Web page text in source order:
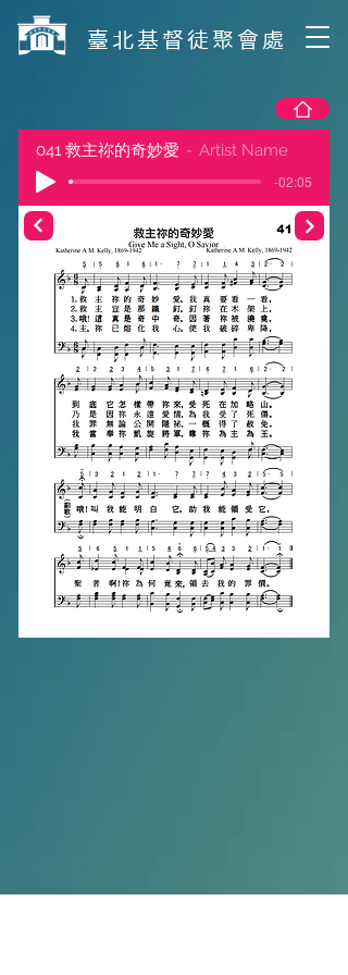
​臺北基督徒聚會處
041 救主祢的奇妙愛 Artist Name
-02:05